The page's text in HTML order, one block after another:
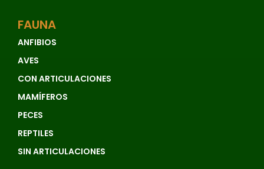
FAUNA
ANFIBIOS
AVES
CON ARTICULACIONES
MAMÍFEROS
PECES
REPTILES
SIN ARTICULACIONES